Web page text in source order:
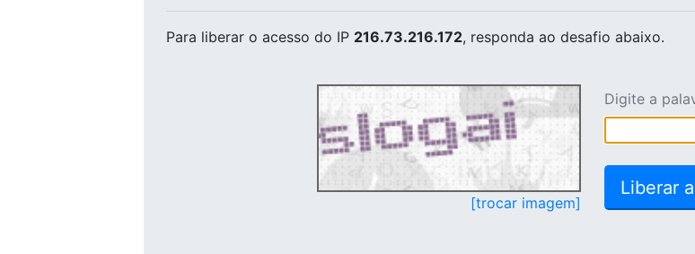
Para liberar o acesso do IP 216.73.216.172, responda ao desafio abaixo.
[trocar imagem]
Digite a